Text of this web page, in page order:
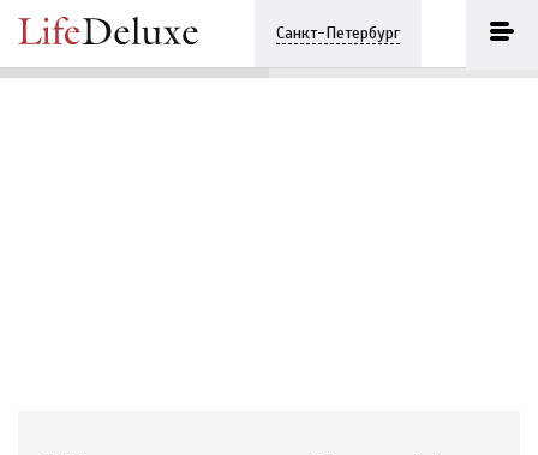
Санкт-Петербург
г., Петровский пр., 9-11
+7 (812) 7482683 ПОЗВОНИТЬ